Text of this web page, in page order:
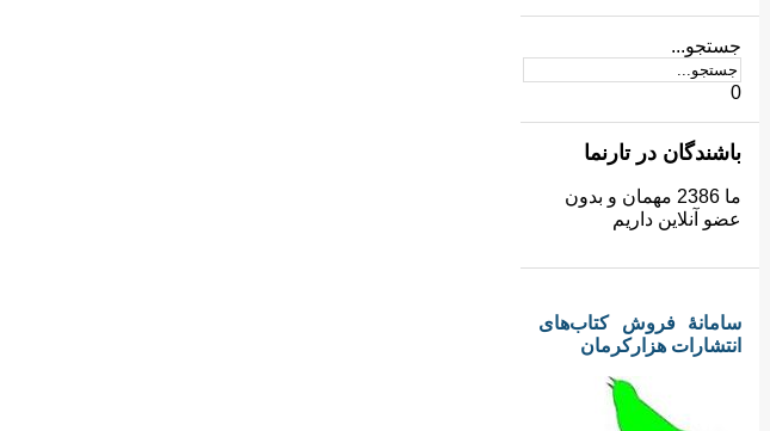
جستجو...
0
باشندگان در تارنما
ما 2386 مهمان و بدون
عضو آنلاین داریم
سامانهٔ فروش کتاب‌های
انتشارات هزارکرمان